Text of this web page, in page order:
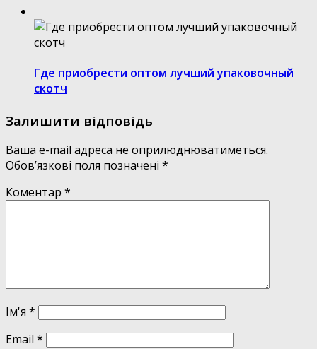
Где приобрести оптом лучший упаковочный
скотч
Залишити відповідь
Ваша e-mail адреса не оприлюднюватиметься.
Обов’язкові поля позначені *
Коментар *
Ім'я *
Email *